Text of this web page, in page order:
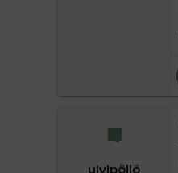
ulvipöllö